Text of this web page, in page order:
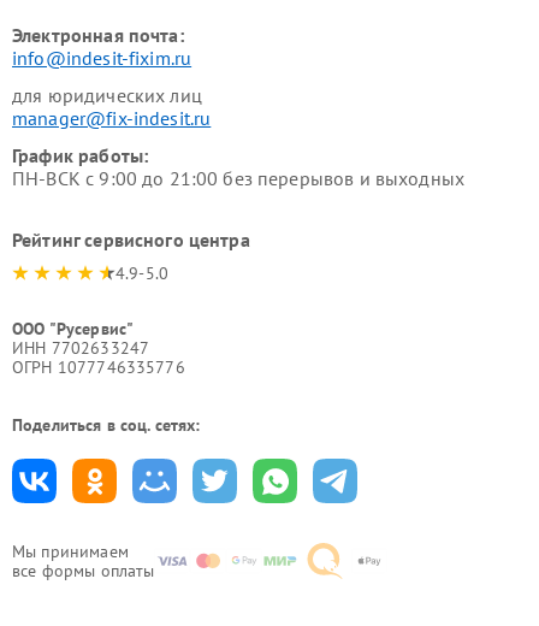
Мы принимаем
все формы оплаты
Электронная почта:
info@indesit-fixim.ru
для юридических лиц
manager@fix-indesit.ru
График работы:
ПН-ВСК с 9:00 до 21:00 без перерывов и выходных
Рейтинг сервисного центра
4.9-5.0
ООО "Русервис"
ИНН 7702633247
ОГРН 1077746335776
Поделиться в соц. сетях: